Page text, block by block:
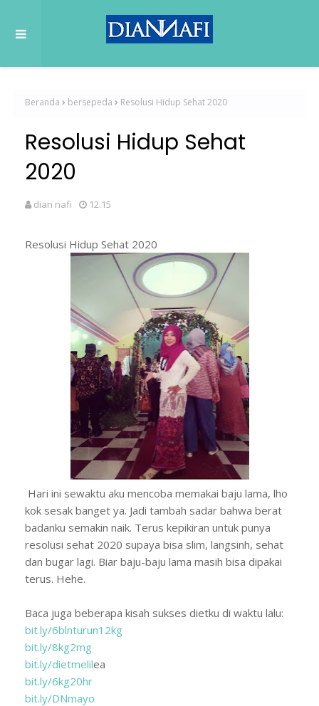
Beranda bersepeda Resolusi Hidup Sehat 2020
Resolusi Hidup Sehat
2020
dian nafi 12.15
Resolusi Hidup Sehat 2020
Hari ini sewaktu aku mencoba memakai baju lama, lho
kok sesak banget ya. Jadi tambah sadar bahwa berat
badanku semakin naik. Terus kepikiran untuk punya
resolusi sehat 2020 supaya bisa slim, langsinh, sehat
dan bugar lagi. Biar baju-baju lama masih bisa dipakai
terus. Hehe.
Baca juga beberapa kisah sukses dietku di waktu lalu:
bit.ly/6blnturun12kg
bit.ly/8kg2mg
bit.ly/dietmelilea
bit.ly/6kg20hr
bit.ly/DNmayo